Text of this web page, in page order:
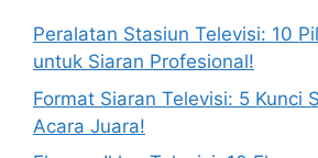
Peralatan Stasiun Televisi: 10
untuk Siaran Profesional!
Format Siaran Televisi: 5 Kunci
Acara Juara!